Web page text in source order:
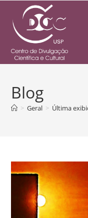
Blog
> Geral > Última